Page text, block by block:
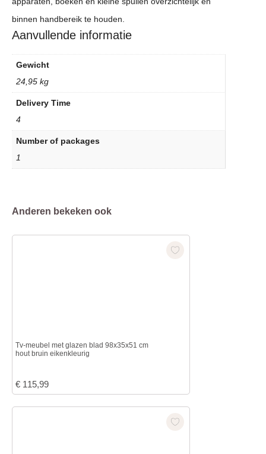
binnen handbereik te houden.
Aanvullende informatie
Gewicht
24,95 kg
Delivery Time
4
Number of packages
1
Anderen bekeken ook
Tv-meubel met glazen blad 98x35x51 cm
hout bruin eikenkleurig
€ 115,99